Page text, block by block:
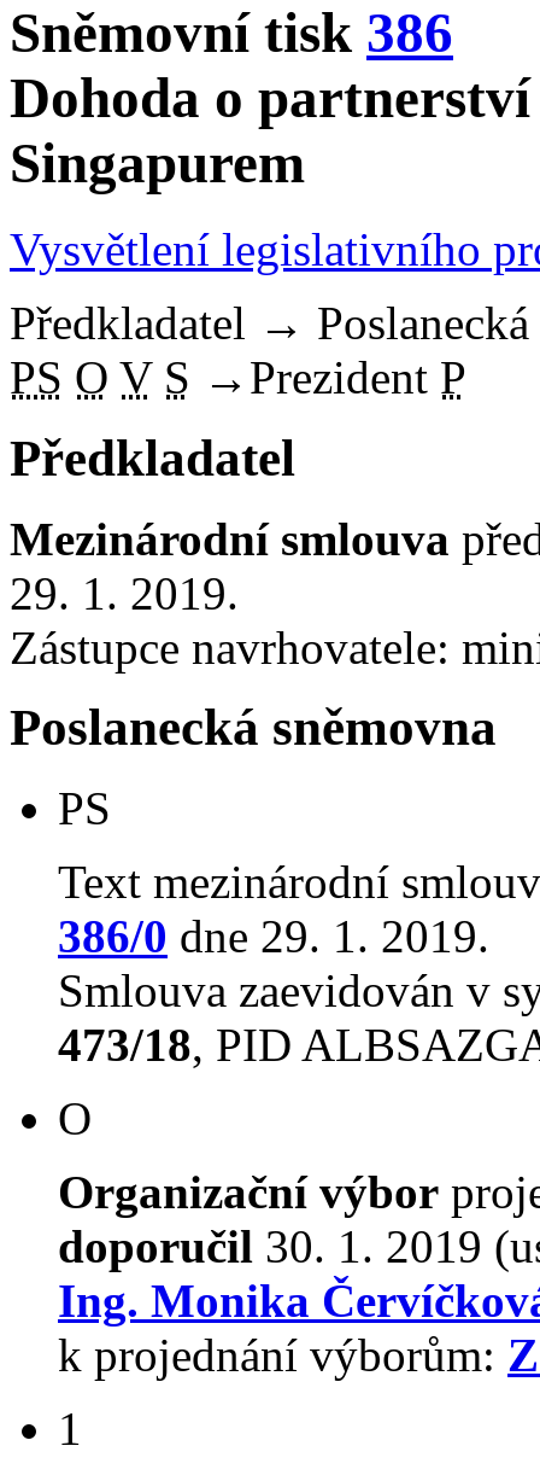
Sněmovní tisk 386
Dohoda o
Singapurem
Vysvětlení legislativního
Předkladatel →
PS O V S → Prezident P
Předkladatel
Mezinárodní smlouva
29. 1. 2019.
Zástupce navrhovatele:
Poslanecká sněmovna
PS
Text mezinárodní
386/0 dne 29. 1. 2019.
Smlouva zaevidován v
473/18, PID
O
Organizační výbor
doporučil 30. 1. 2019
Ing. Monika
k projednání výborům:
1